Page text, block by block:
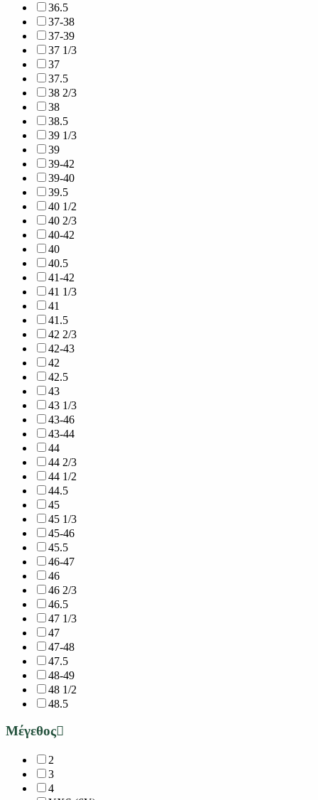
36.5
37-38
37-39
37 1/3
37
37.5
38 2/3
38
38.5
39 1/3
39
39-42
39-40
39.5
40 1/2
40 2/3
40-42
40
40.5
41-42
41 1/3
41
41.5
42 2/3
42-43
42
42.5
43
43 1/3
43-46
43-44
44
44 2/3
44 1/2
44.5
45
45 1/3
45-46
45.5
46-47
46
46 2/3
46.5
47 1/3
47
47-48
47.5
48-49
48 1/2
48.5
Μέγεθος
2
3
4